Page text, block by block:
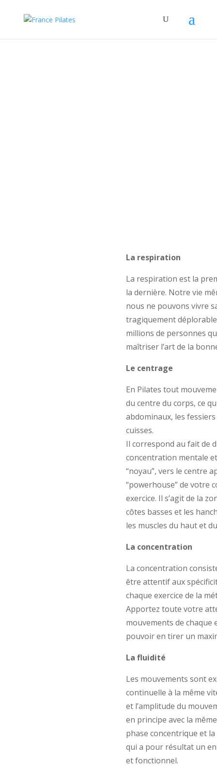
La respiration
La respiration est la
la dernière. Notre vie
nous ne pouvons vivre
tragiquement
millions de personnes
maîtriser l’art de la
Le centrage
En Pilates tout
du centre du corps, ce
abdominaux, les
cuisses.
Il correspond au fait de
concentration mentale
“noyau”, vers le centre
“powerhouse” de votre
exercice. Il s’agit de la
côtes basses et les
les muscles du haut et
La concentration
La concentration
être attentif aux
chaque exercice de la
Apportez toute votre
mouvements de chaque
pouvoir en tirer un
La fluidité
Les mouvements sont
continuelle à la même
et l’amplitude du
en principe avec la
phase concentrique et
qui a pour résultat un
et fonctionnel.